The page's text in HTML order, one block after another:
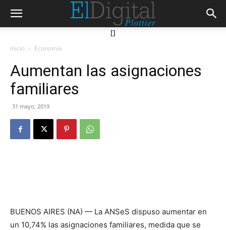
[]
Inicio Economía
Aumentan las asignaciones
familiares
31 mayo, 2019
BUENOS AIRES (NA) — La ANSeS dispuso aumentar en
un 10,74% las asignaciones familiares, medida que se